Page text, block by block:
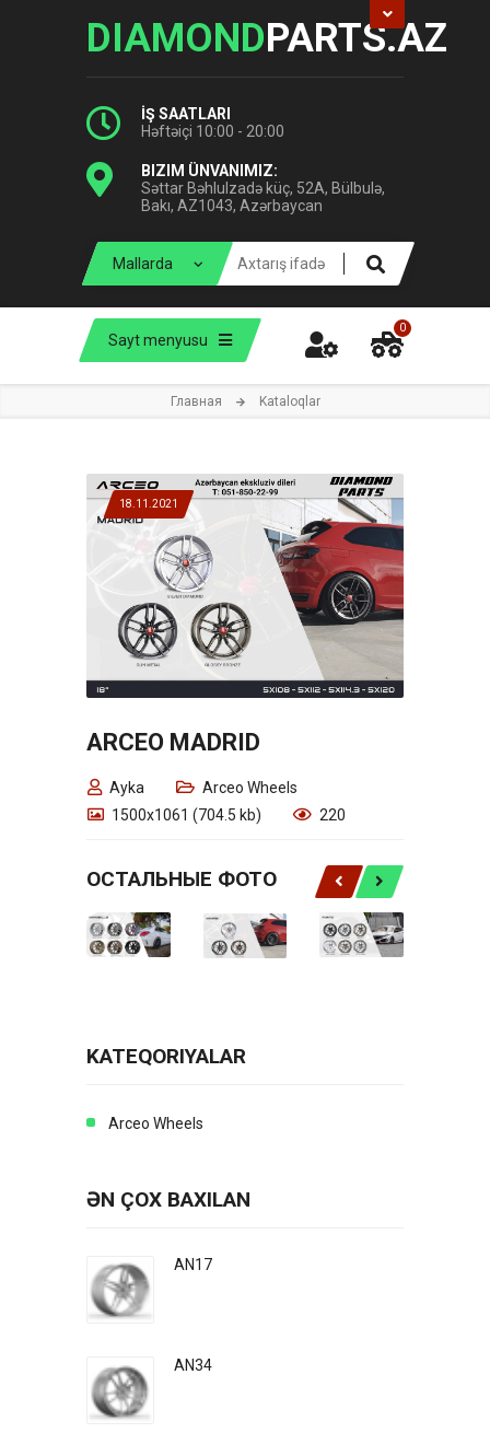
DIAMONDPARTS.AZ
İŞ SAATLARI
Həftəiçi 10:00 - 20:00
BIZIM ÜNVANIMIZ:
Səttar Bəhlulzadə küç, 52A, Bülbulə,
Bakı, AZ1043, Azərbaycan
Sayt menyusu
0
Главная Kataloqlar
18.11.2021
ARCEO MADRID
Ayka
Arceo Wheels
1500x1061 (704.5 kb)
220
ОСТАЛЬНЫЕ ФОТО
KATEQORIYALAR
Arceo Wheels
ƏN ÇOX BAXILAN
AN17
AN34